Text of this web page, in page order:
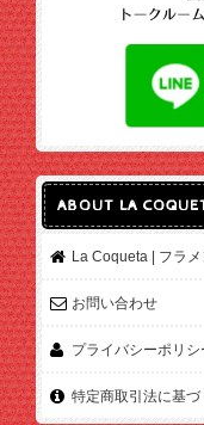
ABOUT LA
La Coqueta | フ
お問い合わせ
プライバシーポリシ
特定商取引法に基づ